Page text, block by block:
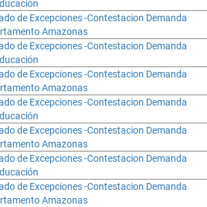
de Excepciones -Contestacion Demanda
Amazonas
de Excepciones -Contestacion Demanda
de Excepciones -Contestacion Demanda
Amazonas
de Excepciones -Contestacion Demanda
de Excepciones -Contestacion Demanda
Amazonas
de Excepciones -Contestacion Demanda
de Excepciones -Contestacion Demanda
Amazonas